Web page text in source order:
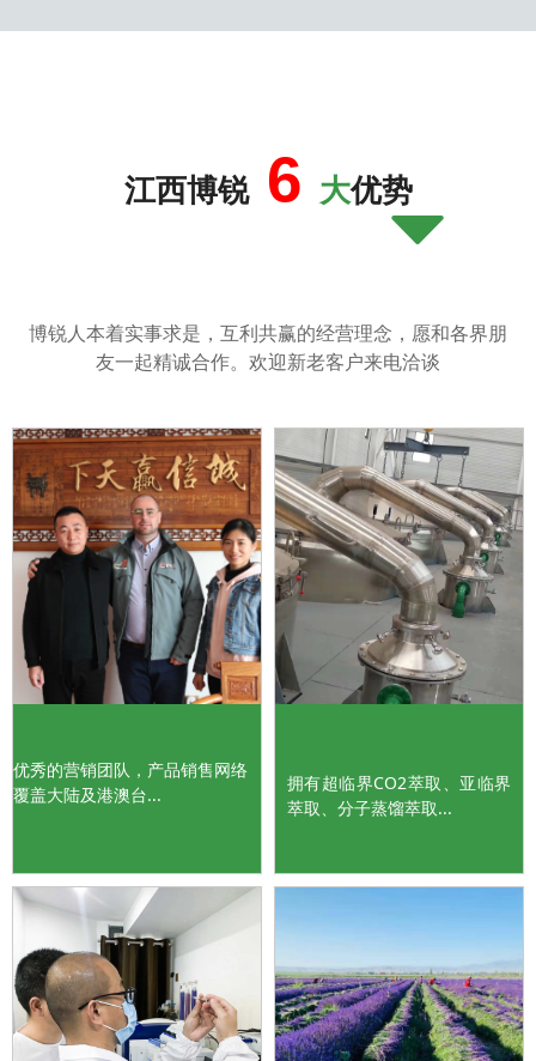
拥有超临界CO2萃取、亚临界
萃取、分子蒸馏萃取...
优秀的营销团队，产品销售网络
覆盖大陆及港澳台...
博锐人本着实事求是，互利共赢的经营理念，愿和各界朋
友一起精诚合作。欢迎新老客户来电洽谈
뀓
江西博锐 6 大优势